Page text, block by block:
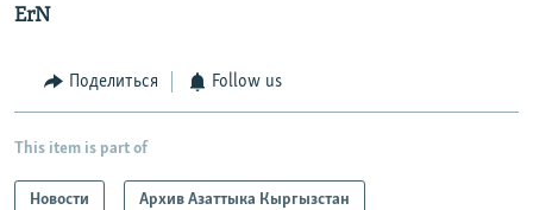
ErN
Поделиться Follow us
This item is part of
Новости Архив Азаттыка Кыргызстан